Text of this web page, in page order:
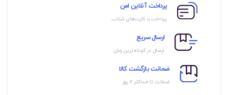
پرداخت آنلاین امن
پرداخت با کارت‌های شتاب
ارسال سریع
ارسال در کوتاه‌ترین زمان
ضمانت بازگشت کالا
ضمانت تا حداکثر ۷ روز